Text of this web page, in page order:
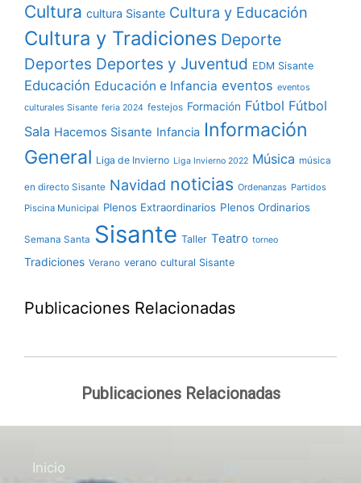
Cultura cultura Sisante Cultura y Educación
Cultura y Tradiciones Deporte
Deportes Deportes y Juventud EDM Sisante
Educación Educación e Infancia eventos eventos
culturales Sisante feria 2024 festejos Formación Fútbol Fútbol
Sala Hacemos Sisante Infancia Información
General Liga de Invierno Liga Invierno 2022 Música música
en directo Sisante Navidad noticias Ordenanzas Partidos
Piscina Municipal Plenos Extraordinarios Plenos Ordinarios
Semana Santa Sisante Taller Teatro torneo
Tradiciones Verano verano cultural Sisante
Publicaciones Relacionadas
Publicaciones Relacionadas
Inicio